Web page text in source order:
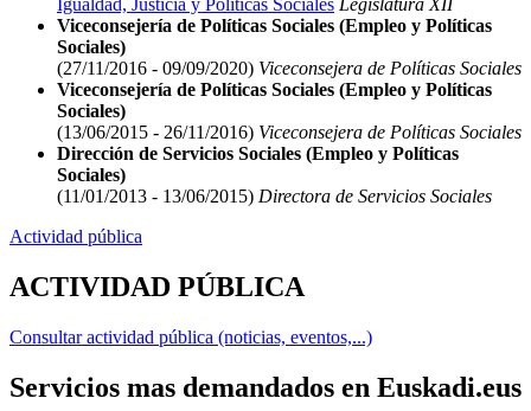
Igualdad, Justicia y Políticas Sociales Legislatura XII
Viceconsejería de Políticas Sociales (Empleo y Políticas
Sociales)
(27/11/2016 - 09/09/2020) Viceconsejera de Políticas Sociales
Viceconsejería de Políticas Sociales (Empleo y Políticas
Sociales)
(13/06/2015 - 26/11/2016) Viceconsejera de Políticas Sociales
Dirección de Servicios Sociales (Empleo y Políticas
Sociales)
(11/01/2013 - 13/06/2015) Directora de Servicios Sociales
Actividad pública
ACTIVIDAD PÚBLICA
Consultar actividad pública (noticias, eventos,...)
Servicios mas demandados en Euskadi.eus